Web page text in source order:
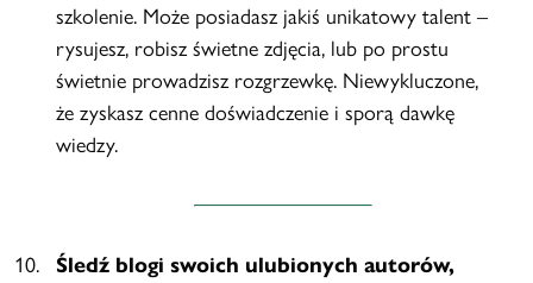
szkolenie. Może posiadasz jakiś unikatowy talent –
rysujesz, robisz świetne zdjęcia, lub po prostu
świetnie prowadzisz rozgrzewkę. Niewykluczone,
że zyskasz cenne doświadczenie i sporą dawkę
wiedzy.
Śledź blogi swoich ulubionych autorów,